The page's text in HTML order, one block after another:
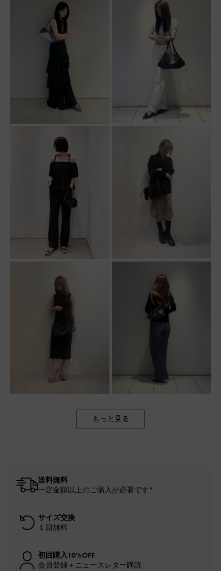
もっと見る
送料無料
一定金額以上のご購入が必要です*
サイズ交換
１回無料
初回購入10%OFF
会員登録＋ニュースレター購読